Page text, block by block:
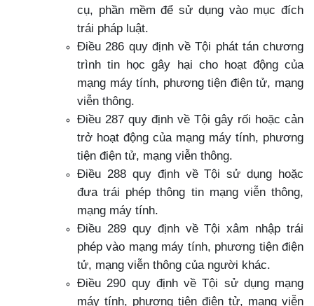
cụ, phần mềm để sử dụng vào mục đích
trái pháp luật.
Điều 286 quy định về Tội phát tán chương
trình tin học gây hại cho hoạt động của
mạng máy tính, phương tiện điện tử, mạng
viễn thông.
Điều 287 quy định về Tội gây rối hoặc cản
trở hoạt động của mạng máy tính, phương
tiện điện tử, mạng viễn thông.
Điều 288 quy định về Tội sử dụng hoặc
đưa trái phép thông tin mạng viễn thông,
mạng máy tính.
Điều 289 quy định về Tội xâm nhập trái
phép vào mạng máy tính, phương tiện điện
tử, mạng viễn thông của người khác.
Điều 290 quy định về Tội sử dụng mạng
máy tính, phương tiện điện tử, mạng viễn